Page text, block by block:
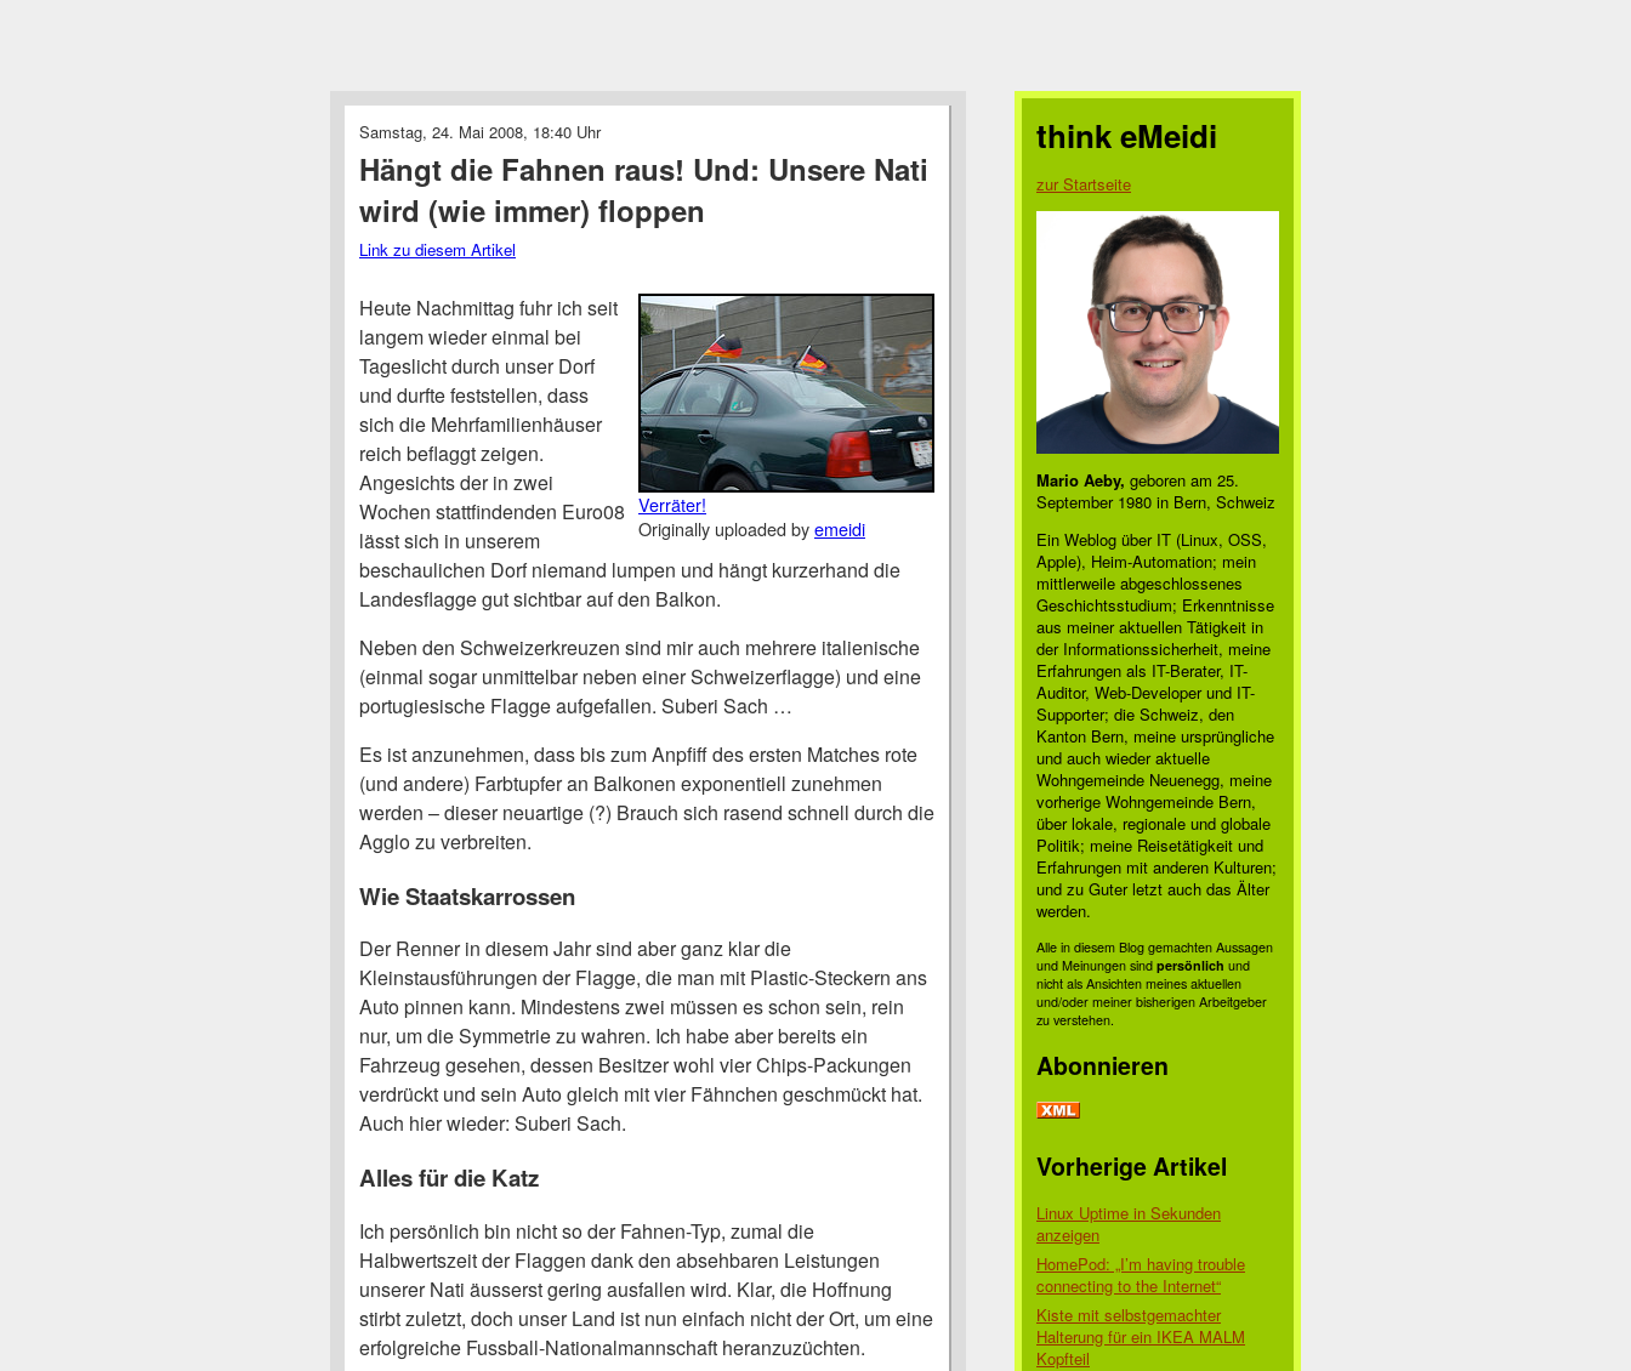
Samstag, 24. Mai 2008, 18:40 Uhr
Hängt die Fahnen raus! Und: Unsere Nati
wird (wie immer) floppen
Link zu diesem Artikel
Verräter!
Originally uploaded byemeidi
Heute Nachmittag fuhr ich seit
langem wieder einmal bei
Tageslicht durch unser Dorf
und durfte feststellen, dass
sich die Mehrfamilienhäuser
reich beflaggt zeigen.
Angesichts der in zwei
Wochen stattfindenden Euro08
lässt sich in unserem
beschaulichen Dorf niemand lumpen und hängt kurzerhand die
Landesflagge gut sichtbar auf den Balkon.
Neben den Schweizerkreuzen sind mir auch mehrere italienische
(einmal sogar unmittelbar neben einer Schweizerflagge) und eine
portugiesische Flagge aufgefallen. Suberi Sach …
Es ist anzunehmen, dass bis zum Anpfiff des ersten Matches rote
(und andere) Farbtupfer an Balkonen exponentiell zunehmen
werden – dieser neuartige (?) Brauch sich rasend schnell durch die
Agglo zu verbreiten.
Wie Staatskarrossen
Der Renner in diesem Jahr sind aber ganz klar die
Kleinstausführungen der Flagge, die man mit Plastic-Steckern ans
Auto pinnen kann. Mindestens zwei müssen es schon sein, rein
nur, um die Symmetrie zu wahren. Ich habe aber bereits ein
Fahrzeug gesehen, dessen Besitzer wohl vier Chips-Packungen
verdrückt und sein Auto gleich mit vier Fähnchen geschmückt hat.
Auch hier wieder: Suberi Sach.
Alles für die Katz
Ich persönlich bin nicht so der Fahnen-Typ, zumal die
Halbwertszeit der Flaggen dank den absehbaren Leistungen
unserer Nati äusserst gering ausfallen wird. Klar, die Hoffnung
stirbt zuletzt, doch unser Land ist nun einfach nicht der Ort, um eine
erfolgreiche Fussball-Nationalmannschaft heranzuzüchten.
think eMeidi
zur Startseite
Mario Aeby, geboren am 25.
September 1980 in Bern, Schweiz
Ein Weblog über IT (Linux, OSS,
Apple), Heim-Automation; mein
mittlerweile abgeschlossenes
Geschichtsstudium; Erkenntnisse
aus meiner aktuellen Tätigkeit in
der Informationssicherheit, meine
Erfahrungen als IT-Berater, IT-
Auditor, Web-Developer und IT-
Supporter; die Schweiz, den
Kanton Bern, meine ursprüngliche
und auch wieder aktuelle
Wohngemeinde Neuenegg, meine
vorherige Wohngemeinde Bern,
über lokale, regionale und globale
Politik; meine Reisetätigkeit und
Erfahrungen mit anderen Kulturen;
und zu Guter letzt auch das Älter
werden.
Alle in diesem Blog gemachten Aussagen
und Meinungen sind persönlich und
nicht als Ansichten meines aktuellen
und/oder meiner bisherigen Arbeitgeber
zu verstehen.
Abonnieren
Vorherige Artikel
Linux Uptime in Sekunden
anzeigen
HomePod: „I’m having trouble
connecting to the Internet“
Kiste mit selbstgemachter
Halterung für ein IKEA MALM
Kopfteil